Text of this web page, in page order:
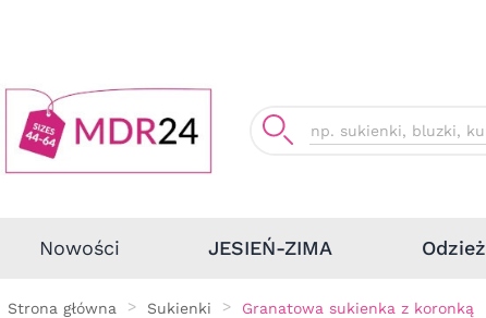
Nowości JESIEŃ-ZIMA Odzież
Strona główna Sukienki Granatowa sukienka z koronką